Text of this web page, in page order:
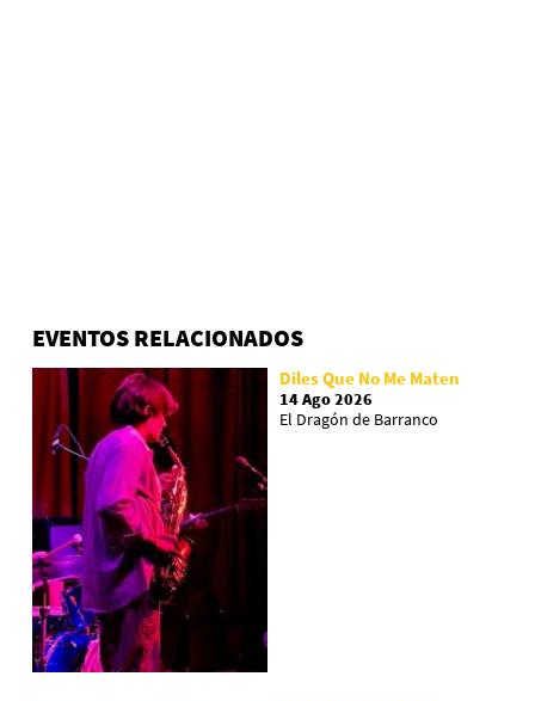
EVENTOS RELACIONADOS
Diles Que No Me Maten
14 Ago 2026
El Dragón de Barranco